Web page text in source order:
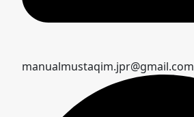
manualmustaqim.jpr@gmail.com